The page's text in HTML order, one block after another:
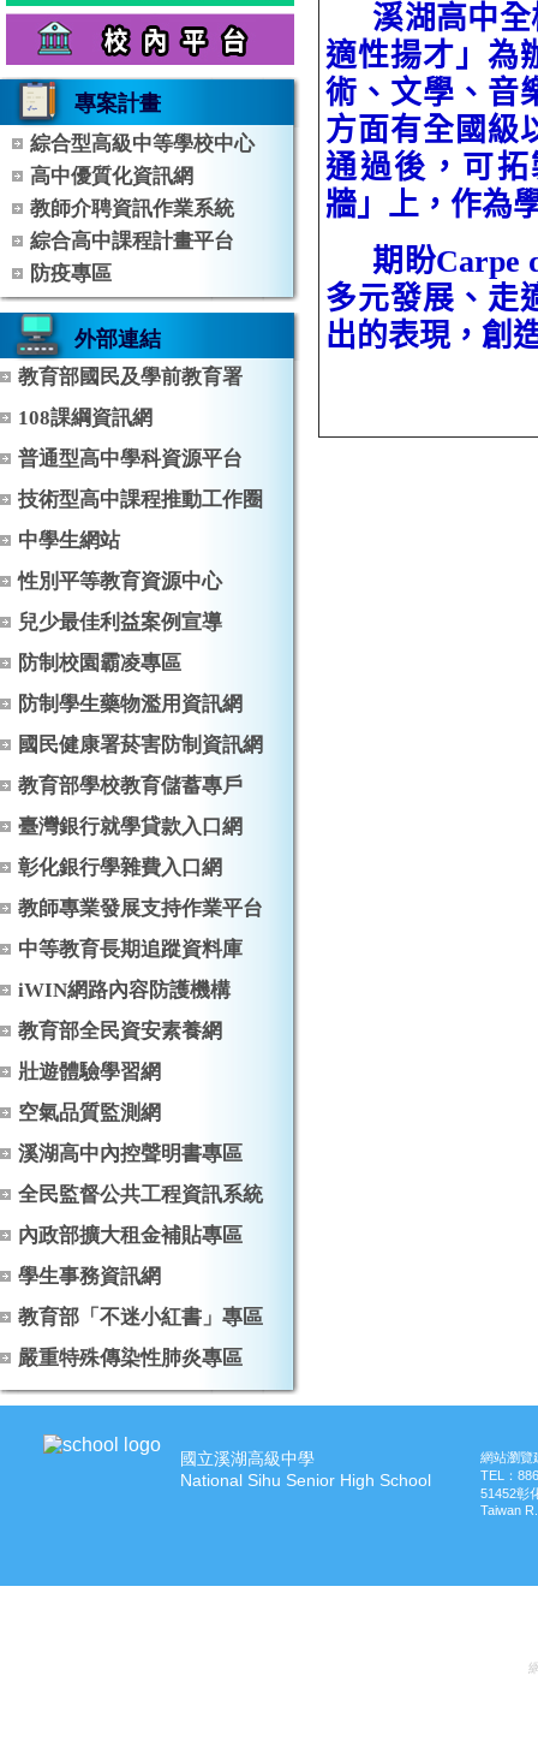
專案計畫
綜合型高級中等學校中心
高中優質化資訊網
教師介聘資訊作業系統
綜合高中課程計畫平台
防疫專區
外部連結
教育部國民及學前教育署
108課綱資訊網
普通型高中學科資源平台
技術型高中課程推動工作圈
中學生網站
性別平等教育資源中心
兒少最佳利益案例宣導
防制校園霸凌專區
防制學生藥物濫用資訊網
國民健康署菸害防制資訊網
教育部學校教育儲蓄專戶
臺灣銀行就學貸款入口網
彰化銀行學雜費入口網
教師專業發展支持作業平台
中等教育長期追蹤資料庫
iWIN網路內容防護機構
教育部全民資安素養網
壯遊體驗學習網
空氣品質監測網
溪湖高中內控聲明書專區
全民監督公共工程資訊系統
內政部擴大租金補貼專區
學生事務資訊網
教育部「不迷小紅書」專區
嚴重特殊傳染性肺炎專區
溪湖高中
適性揚才」為
術、文學、音
方面有全國級
通過後，可
牆」上，作為
期盼Carpe
多元發展、走
出的表現，創
國立溪湖高級中學
National Sihu Senior High School
網站瀏覽
TEL：
51452彰
Taiwan